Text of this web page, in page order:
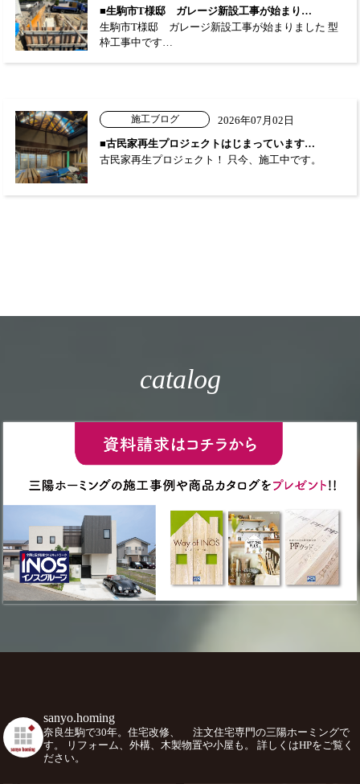
■生駒市T様邸 ガレージ新設工事が始まり…
生駒市T様邸 ガレージ新設工事が始まりました 型
枠工事中です…
施工ブログ
2026年07月02日
■古民家再生プロジェクトはじまっています…
古民家再生プロジェクト！ 只今、施工中です。
catalog
sanyo.homing
奈良生駒で30年。住宅改修、
注文住宅専門の三陽ホーミングで
す。
リフォーム、外構、木製物置や小屋も。
詳しくはHPをご覧く
ださい。